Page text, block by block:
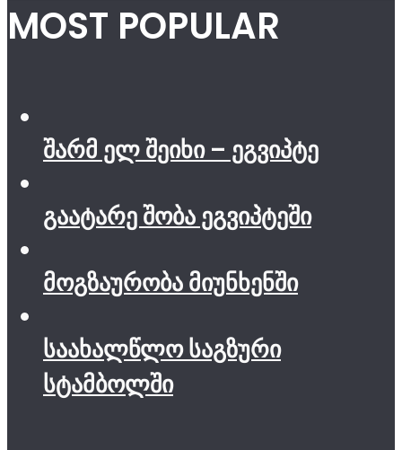
MOST POPULAR
შარმ ელ შეიხი – ეგვიპტე
გაატარე შობა ეგვიპტეში
მოგზაურობა მიუნხენში
საახალწლო საგზური
სტამბოლში